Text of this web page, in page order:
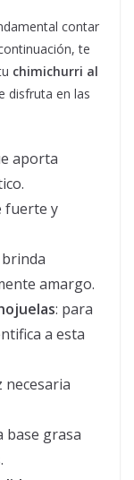
contar
te
chimichurri al
disfruta en las
aporta
fuerte y
amargo.
: para
a esta
necesaria
base grasa